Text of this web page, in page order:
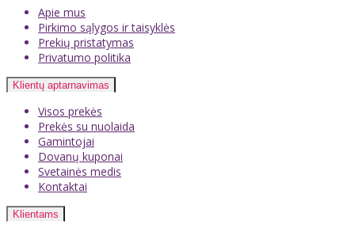
Apie mus
Pirkimo sąlygos ir taisyklės
Prekių pristatymas
Privatumo politika
Klientų aptarnavimas
Visos prekės
Prekės su nuolaida
Gamintojai
Dovanų kuponai
Svetainės medis
Kontaktai
Klientams